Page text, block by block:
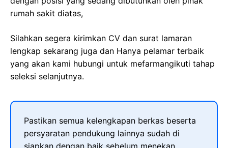
rumah sakit diatas,
Silahkan segera kirimkan CV dan surat lamaran
lengkap sekarang juga dan Hanya pelamar terbaik
yang akan kami hubungi untuk mefarmangikuti tahap
seleksi selanjutnya.
Pastikan semua kelengkapan berkas beserta
persyaratan pendukung lainnya sudah di
siapkan dengan baik sebelum menekan